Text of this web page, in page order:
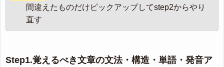
間違えたものだけピックアップしてstep2からやり
直す
Step1.覚えるべき文章の文法・構造・単語・発音ア